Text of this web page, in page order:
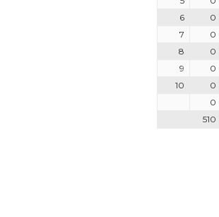
6
0
7
0
8
0
9
0
10
0
0
510